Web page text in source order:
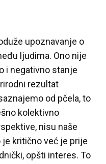
upoznavanje o
ljudima. Ono nije
i negativno stanje
rezultat
od pčela, to
kolektivno
nisu naše
kritično već je prije
opšti interes. To